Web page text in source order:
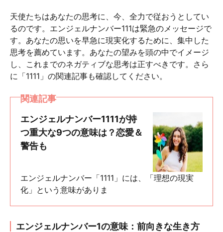
天使たちはあなたの思考に、今、全力で従おうとしてい
るのです。エンジェルナンバー111は緊急のメッセージで
す。あなたの思いを早急に現実化するために、集中した
思考を薦めています。あなたの望みを頭の中でイメージ
し、これまでのネガティブな思考は正すべきです。さら
に「1111」の関連記事も確認してください。
関連記事
エンジェルナンバー1111が持
つ重大な9つの意味は？恋愛＆
警告も
エンジェルナンバー「1111」には、「理想の現実
化」という意味がありま
エンジェルナンバー1の意味：前向きな生き方